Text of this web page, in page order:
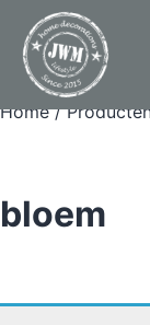
Home/
bloem